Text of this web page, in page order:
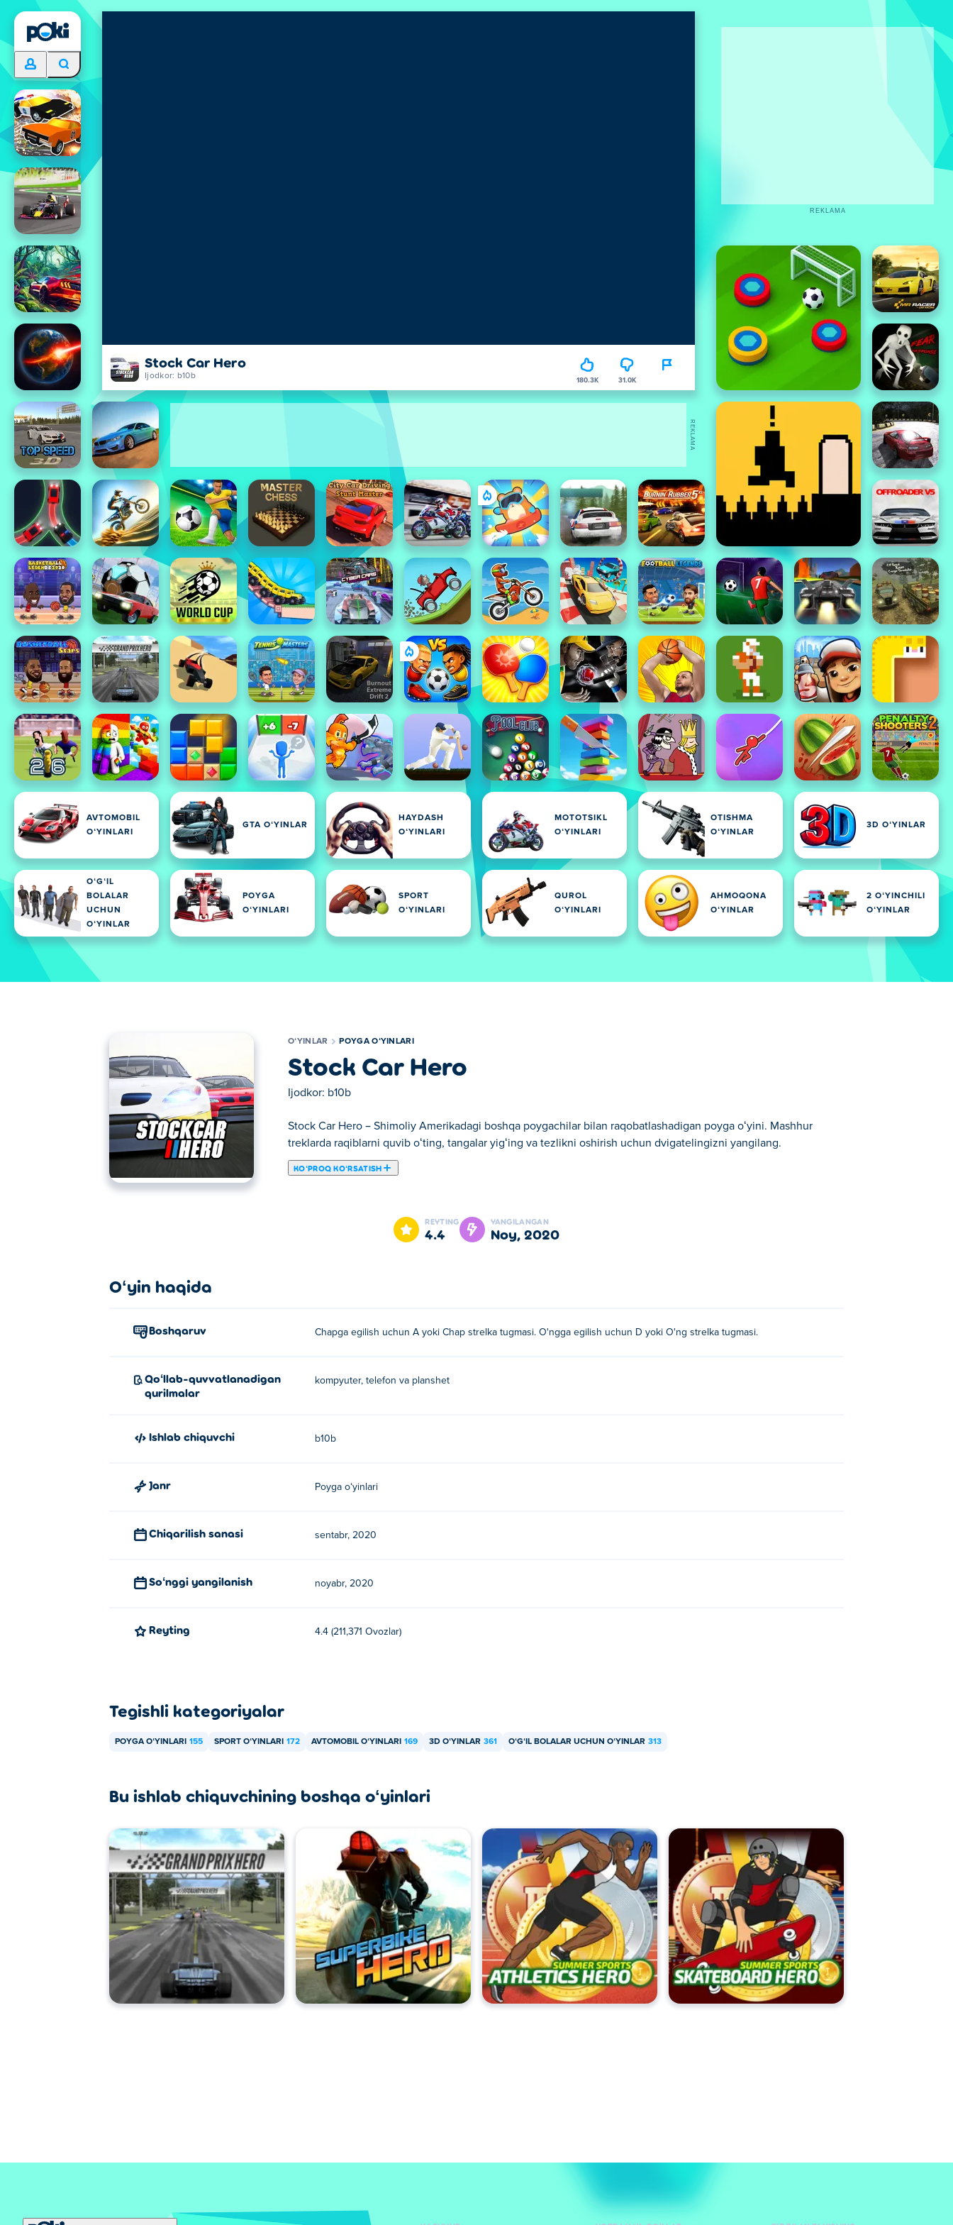
Stock Car Hero
Ijodkor: b10b 180.3K 31.0K
AVTOMOBIL
OʻYINLARI
GTA OʻYINLAR
HAYDASH
OʻYINLARI
MOTOTSIKL
OʻYINLARI
OTISHMA
OʻYINLAR
3D OʻYINLAR
OʻGʻIL
BOLALAR
UCHUN
OʻYINLAR
POYGA
OʻYINLARI
SPORT
OʻYINLARI
QUROL
OʻYINLARI
AHMOQONA
OʻYINLAR
2 OʻYINCHILI
OʻYINLAR
REKLAMA
REKLAMA
OʻYINLAR POYGA OʻYINLARI
Stock Car Hero
Ijodkor: b10b
Stock Car Hero – Shimoliy Amerikadagi boshqa poygachilar bilan raqobatlashadigan poyga oʻyini. Mashhur
treklarda raqiblarni quvib oʻting, tangalar yigʻing va tezlikni oshirish uchun dvigatelingizni yangilang.
KOʻPROQ KOʻRSATISH
Bu yerda siz Stock Car Hero o'ynashingiz mumkin. Stock Car Hero bizning tanlangan Poyga oʻyinlari larimizdan biridir.
REYTING
4.4
YANGILANGAN
noy, 2020
Oʻyin haqida
Boshqaruv Chapga egilish uchun A yoki Chap strelka tugmasi. O'ngga egilish uchun D yoki O'ng strelka tugmasi.
Qoʻllab-quvvatlanadigan
qurilmalar
kompyuter, telefon va planshet
Ishlab chiquvchi b10b
Janr Poyga oʻyinlari
Chiqarilish sanasi sentabr, 2020
Soʻnggi yangilanish noyabr, 2020
Reyting 4.4 (211,371 Ovozlar)
Tegishli kategoriyalar
POYGA OʻYINLARI 155 SPORT OʻYINLARI 172 AVTOMOBIL OʻYINLARI 169 3D OʻYINLAR 361 OʻGʻIL BOLALAR UCHUN OʻYINLAR 313
Bu ishlab chiquvchining boshqa oʻyinlari